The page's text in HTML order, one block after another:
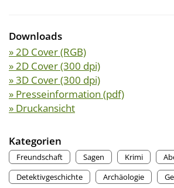
Downloads
» 2D Cover (RGB)
» 2D Cover (300 dpi)
» 3D Cover (300 dpi)
» Presseinformation (pdf)
» Druckansicht
Kategorien
Freundschaft Sagen Krimi
Detektivgeschichte
Archäologie